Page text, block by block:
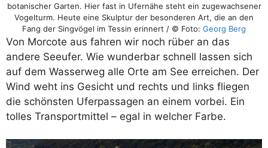
botanischer Garten. Hier fast in Ufernähe steht ein zugewachsener
Vogelturm. Heute eine Skulptur der besonderen Art, die an den
Fang der Singvögel im Tessin erinnert / © Foto: Georg Berg
Von Morcote aus fahren wir noch rüber an das
andere Seeufer. Wie wunderbar schnell lassen sich
auf dem Wasserweg alle Orte am See erreichen. Der
Wind weht ins Gesicht und rechts und links fliegen
die schönsten Uferpassagen an einem vorbei. Ein
tolles Transportmittel – egal in welcher Farbe.